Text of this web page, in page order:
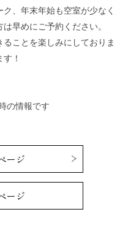
、年末年始も空室が少なく
早めにご予約ください。
ことを楽しみにしておりま
！
の情報です
ージ
ージ